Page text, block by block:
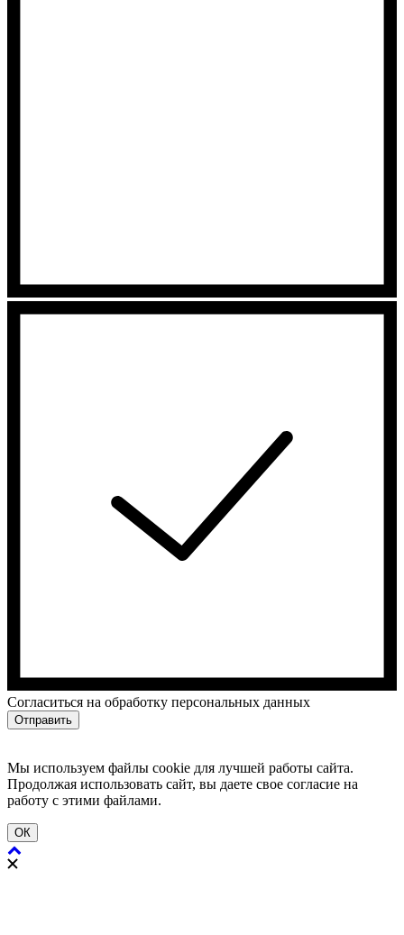
Cогласиться на обработку персональных данных
Отправить
Мы используем файлы cookie для лучшей работы сайта.
Продолжая использовать сайт, вы даете свое согласие на
работу с этими файлами.
ОК